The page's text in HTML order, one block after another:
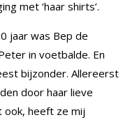
met ‘haar shirts’.
jaar was Bep de
in voetbalde. En
bijzonder. Allereerst
door haar lieve
ook, heeft ze mij